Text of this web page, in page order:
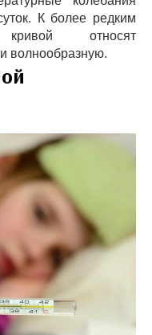
К более редким
относят
волнообразную.